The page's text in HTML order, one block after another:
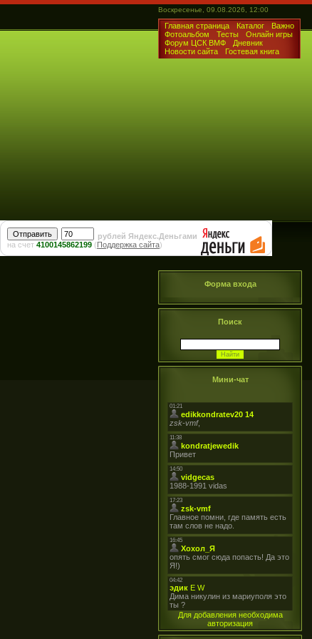
Воскресенье, 09.08.2026, 12:00
Главная страница Каталог
Важно
Фотоальбом
Тесты
Онлайн игры
Форум ЦСК ВМФ
Дневник
Новости сайта
Гостевая книга
рублей Яндекс.Деньгами
на счет 4100145862199 (Поддержка сайта)
Форма входа
Поиск
Мини-чат
Для добавления необходима
авторизация